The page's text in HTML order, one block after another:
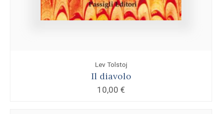
Lev Tolstoj
Il diavolo
10,00 €